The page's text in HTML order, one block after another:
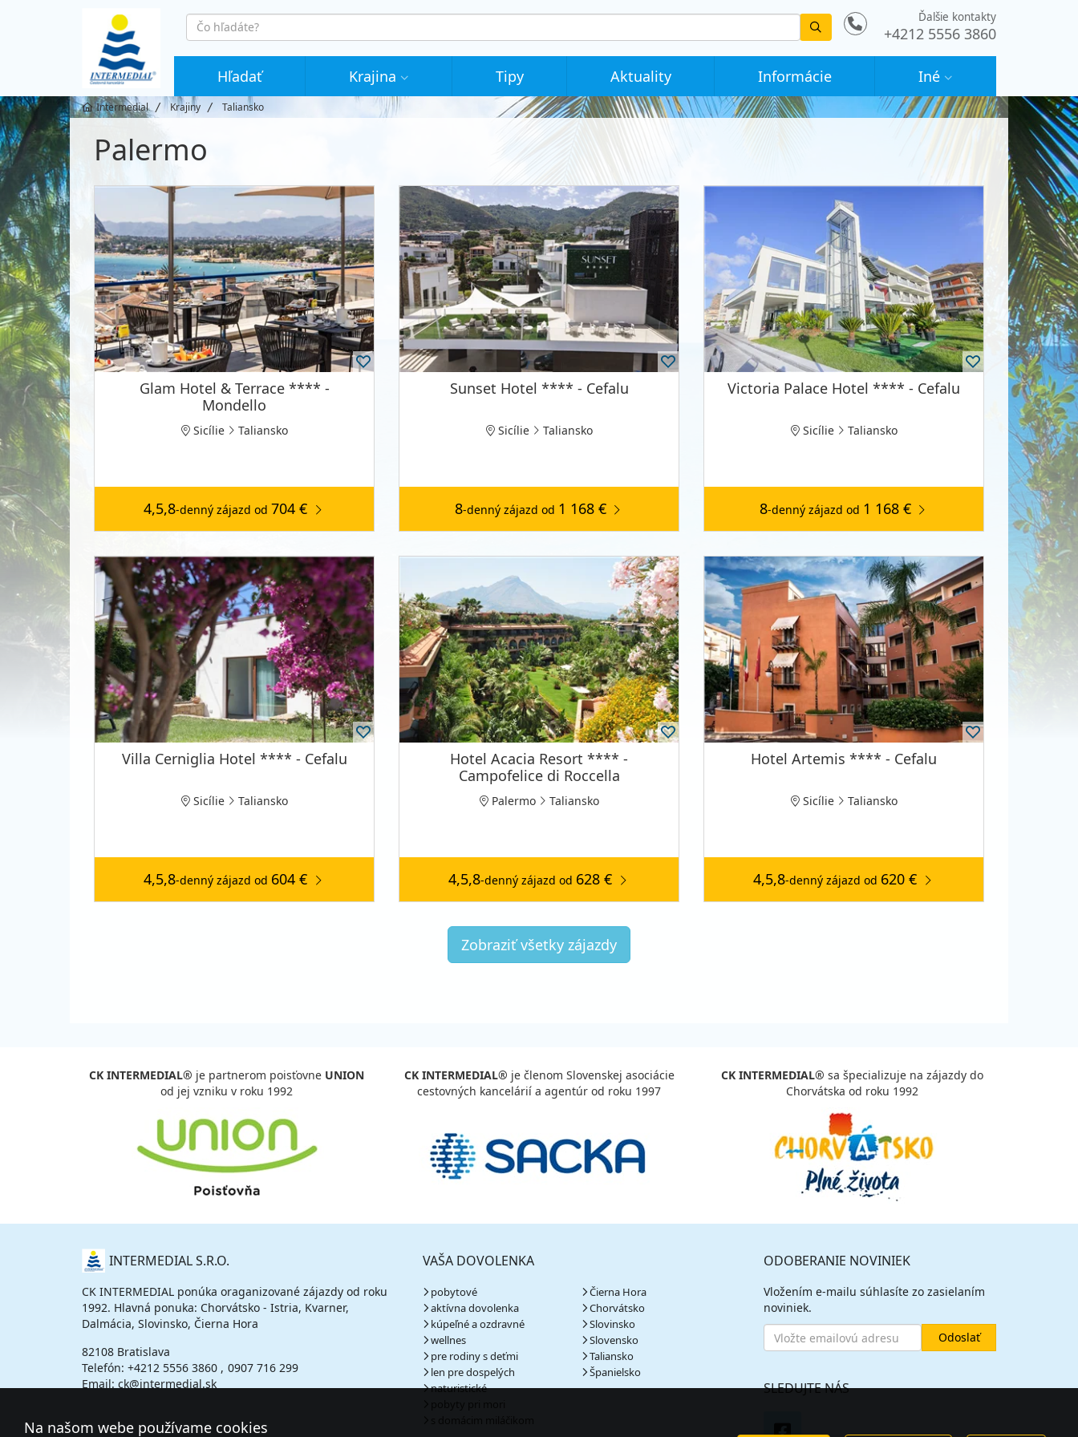
co
hledáte
Vyhledat
Ďalšie kontakty
+4212 5556 3860
Hľadať Krajina Tipy Aktuality Informácie Iné
Intermedial Krajiny Taliansko
Palermo
Glam Hotel & Terrace **** -
Mondello
Sicílie Taliansko
4,5,8-denný zájazd od 704 €
Sunset Hotel **** - Cefalu
Sicílie Taliansko
8-denný zájazd od 1 168 €
Victoria Palace Hotel **** - Cefalu
Sicílie Taliansko
8-denný zájazd od 1 168 €
Villa Cerniglia Hotel **** - Cefalu
Sicílie Taliansko
4,5,8-denný zájazd od 604 €
Hotel Acacia Resort **** -
Campofelice di Roccella
Palermo Taliansko
4,5,8-denný zájazd od 628 €
Hotel Artemis **** - Cefalu
Sicílie Taliansko
4,5,8-denný zájazd od 620 €
Zobraziť všetky zájazdy
CK INTERMEDIAL® je partnerom poisťovne UNION
od jej vzniku v roku 1992
CK INTERMEDIAL® je členom Slovenskej asociácie
cestovných kancelárií a agentúr od roku 1997
CK INTERMEDIAL® sa špecializuje na zájazdy do
Chorvátska od roku 1992
O
NÁS INTERMEDIAL S.R.O.
CK INTERMEDIAL ponúka oraganizované zájazdy od roku
1992. Hlavná ponuka: Chorvátsko - Istria, Kvarner,
Dalmácia, Slovinsko, Čierna Hora
82108 Bratislava
Telefón: +4212 5556 3860
0907 716 299
Email: ck@intermedial.sk
VAŠA DOVOLENKA
pobytové
aktívna dovolenka
kúpeľné a ozdravné
wellnes
pre rodiny s deťmi
len pre dospelých
naturistické
Čierna Hora
Chorvátsko
Slovinsko
Slovensko
Taliansko
Španielsko
ODOBERANIE NOVINIEK
Vložením e-mailu súhlasíte zo zasielaním
noviniek.
SLEDUJTE NÁS
Na našom webe používame cookies